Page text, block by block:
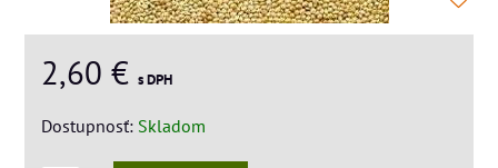
2,60 € s DPH
Dostupnosť: Skladom